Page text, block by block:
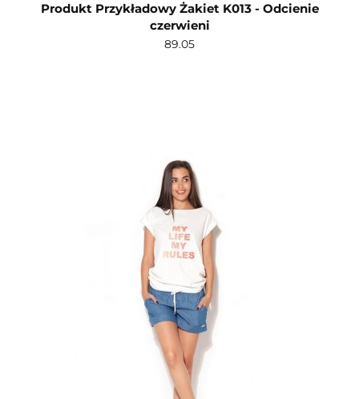
Produkt Przykładowy Żakiet K013 - Odcienie
czerwieni
89.05